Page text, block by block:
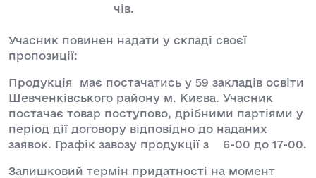
чів.
Учасник повинен надати у складі своєї
пропозиції:
Продукція має постачатись у 59 закладів освіти
Шевченківського району м. Києва. Учасник
постачає товар поступово, дрібними партіями у
період дії договору відповідно до наданих
заявок. Графік завозу продукції з 6-00 до 17-00.
Залишковий термін придатності на момент